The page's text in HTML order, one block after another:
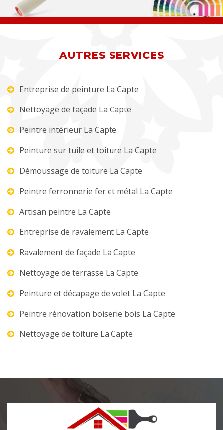
AUTRES SERVICES
Entreprise de peinture La Capte
Nettoyage de façade La Capte
Peintre intérieur La Capte
Peinture sur tuile et toiture La Capte
Démoussage de toiture La Capte
Peintre ferronnerie fer et métal La Capte
Artisan peintre La Capte
Entreprise de ravalement La Capte
Ravalement de façade La Capte
Nettoyage de terrasse La Capte
Peinture et décapage de volet La Capte
Peintre rénovation boiserie bois La Capte
Nettoyage de toiture La Capte